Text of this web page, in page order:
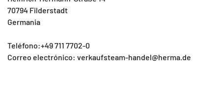
70794 Filderstadt
Germania
Teléfono:+49 711 7702-0
Correo electrónico: verkaufsteam-handel@herma.de